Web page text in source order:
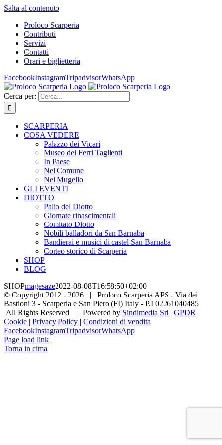
Salta al contenuto
Proloco Scarperia
Contributi
Servizi
Contatti
Orari e biglietteria
FacebookInstagramTripadvisorWhatsApp
Cerca per:
SCARPERIA
COSA VEDERE
Palazzo dei Vicari
Museo dei Ferri Taglienti
In Paese
Nel Comune
Nel Mugello
GLI EVENTI
DIOTTO
Palio del Diotto
Giornate rinascimentali
Comitato Diotto
Nobili balladori da San Barnaba
Bandierai e musici di castel San Barnaba
Corteo storico di Scarperia
SHOP
BLOG
SHOPmagesaze2022-08-08T16:58:50+02:00
© Copyright 2012 - 2026 | Proloco Scarperia APS - Via dei
Bastioni 3 - Scarperia e San Piero (FI) Italy - P.I 02261040485
All Rights Reserved | Powered by Sindimedia Srl | GPDR
Cookie | Privacy Policy | Condizioni di vendita
FacebookInstagramTripadvisorWhatsApp
Page load link
Torna in cima